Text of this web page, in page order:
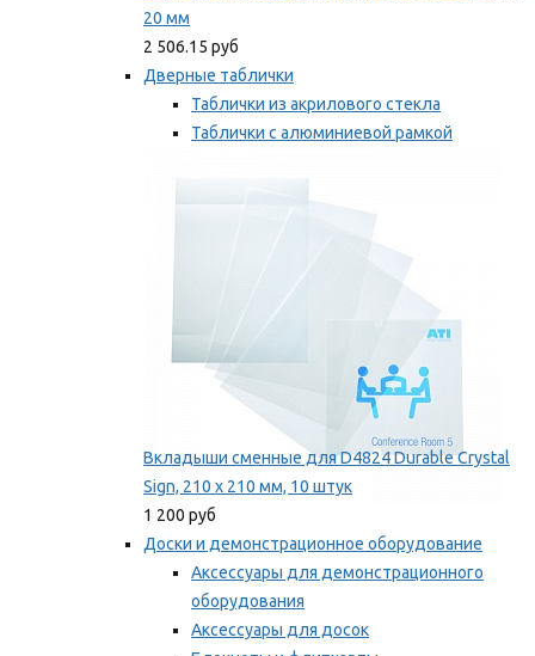
20 мм
2 506.15 руб
Дверные таблички
Таблички из акрилового стекла
Таблички с алюминиевой рамкой
Вкладыши сменные для D4824 Durable Crystal
Sign, 210 x 210 мм, 10 штук
1 200 руб
Доски и демонстрационное оборудование
Аксессуары для демонстрационного
оборудования
Аксессуары для досок